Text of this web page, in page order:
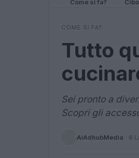
Come si fa?
COME SI FA?
Tutto
Sei pronto a
Scopri gli
AiAdhubMedia · 6